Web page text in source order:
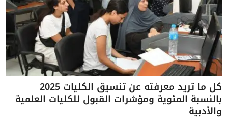
كل ما تريد معرفته عن تنسيق الكليات 2025
بالنسبة المئوية ومؤشرات القبول للكليات العلمية
والأدبية